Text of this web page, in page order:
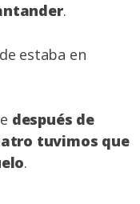
.
estaba en
después de
tuvimos que
.